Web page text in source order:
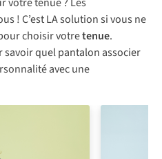
votre tenue ? Les
! C’est LA solution si vous ne
choisir votretenue.
quel pantalon associer
avec une